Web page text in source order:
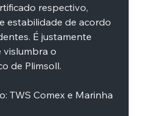
respectivo,
estabilidade de acordo
É justamente
vislumbra o
de Plimsoll.
TWS Comex e Marinha